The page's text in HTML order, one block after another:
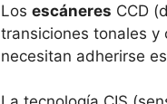
Los escáneres CCD
transiciones tonales y
necesitan adherirse